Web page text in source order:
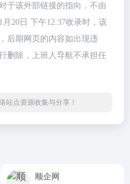
于该外部链接的指向，不由
20日 下午12:37收录时，该
后期网页的内容如出现违
删除，上班人导航不承担任
站点资源收集与分享！
顺企网